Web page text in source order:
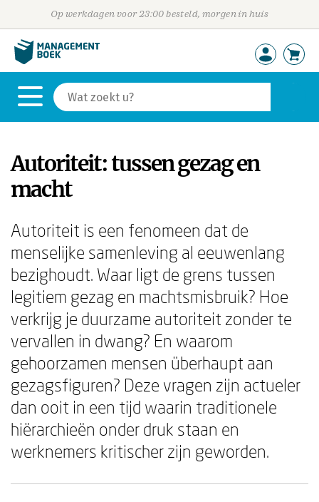
Op werkdagen voor 23:00 besteld, morgen in huis
Autoriteit: tussen gezag en
macht
Autoriteit is een fenomeen dat de
menselijke samenleving al eeuwenlang
bezighoudt. Waar ligt de grens tussen
legitiem gezag en machtsmisbruik? Hoe
verkrijg je duurzame autoriteit zonder te
vervallen in dwang? En waarom
gehoorzamen mensen überhaupt aan
gezagsfiguren? Deze vragen zijn actueler
dan ooit in een tijd waarin traditionele
hiërarchieën onder druk staan en
werknemers kritischer zijn geworden.